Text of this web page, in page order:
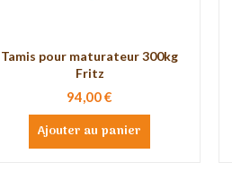
Tamis pour maturateur 300kg
Fritz
94,00 €
Ajouter au panier